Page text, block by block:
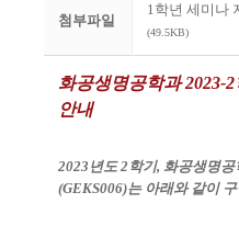
첨부파일
1학년 세미나
(49.5KB)
화공생명공학과2023-2
안내
2023 년도 2 학기, 화공생명공
(GEKS006)는 아래와 같이